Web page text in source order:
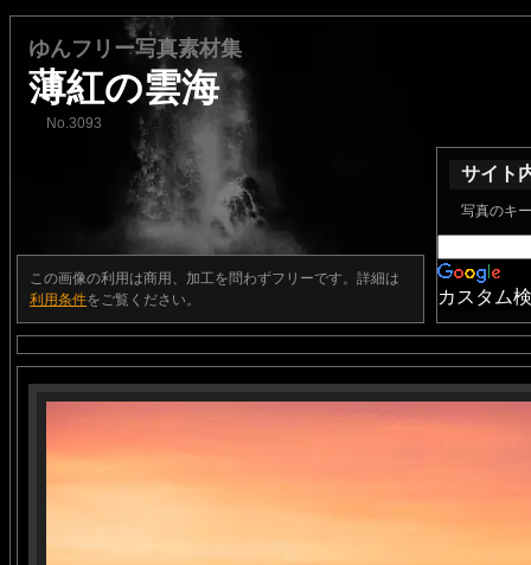
ゆんフリー写真素材集
薄紅の雲海
No.3093
この画像の利用は商用、加工を問わずフリーです。詳細は
利用条件をご覧ください。
サイト
写真のキ
カスタム